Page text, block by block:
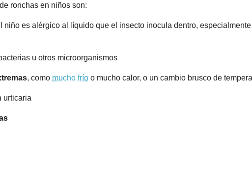
ronchas en niños son:
niño es alérgico al líquido que el insecto inocula dentro,
u otros microorganismos
, como mucho frío o mucho calor, o un cambio brusco de
urticaria